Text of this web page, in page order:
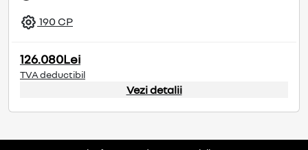
190 CP
126.080Lei
TVA deductibil
Vezi detalii